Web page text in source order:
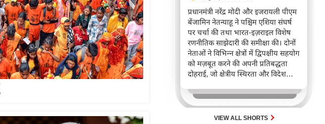
प्रधानमंत्री नरेंद्र मोदी और इजरायली पीएम
बेंजामिन नेतन्याहू ने पश्चिम एशिया संघर्ष
पर चर्चा की तथा भारत-इज़राइल विशेष
रणनीतिक साझेदारी की समीक्षा की। दोनों
नेताओं ने विभिन्न क्षेत्रों में द्विपक्षीय सहयोग
को मज़बूत करने की अपनी प्रतिबद्धता
दोहराई, जो क्षेत्रीय स्थिरता और विदेश
करता है।
VIEW ALL SHORTS